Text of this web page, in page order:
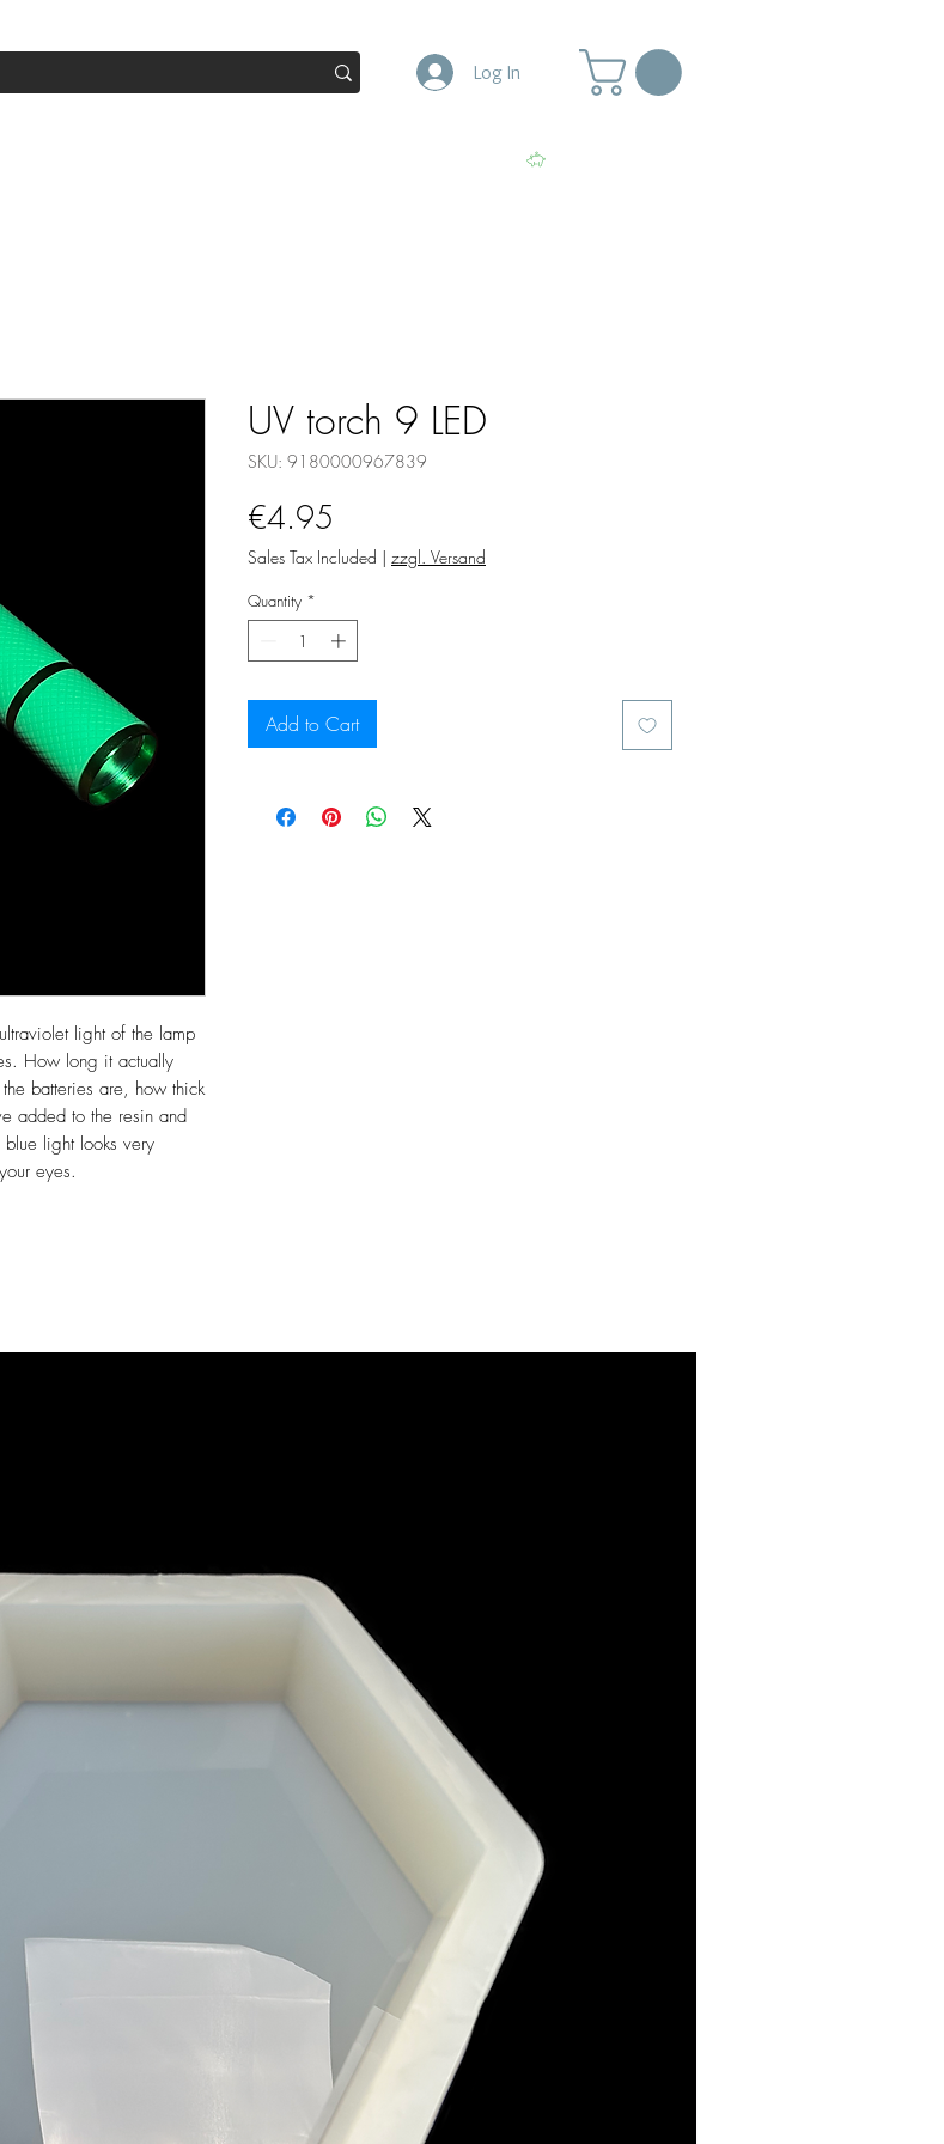
Log In
light of the lamp
How long it actually
batteries are, how thick
added to the resin and
light looks very
eyes.
UV torch 9 LED
SKU: 9180000967839
€4.95
Sales Tax Included | zzgl. Versand
Quantity *
Add to Cart